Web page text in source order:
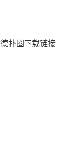
德扑圈下载链接